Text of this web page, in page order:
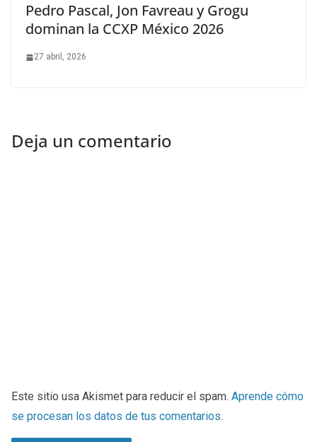
Pedro Pascal, Jon Favreau y Grogu
dominan la CCXP México 2026
27 abril, 2026
Deja un comentario
Este sitio usa Akismet para reducir el spam. Aprende cómo
se procesan los datos de tus comentarios.